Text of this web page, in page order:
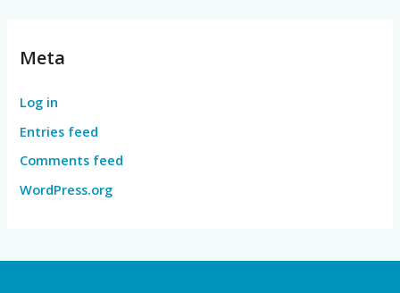
Meta
Log in
Entries feed
Comments feed
WordPress.org